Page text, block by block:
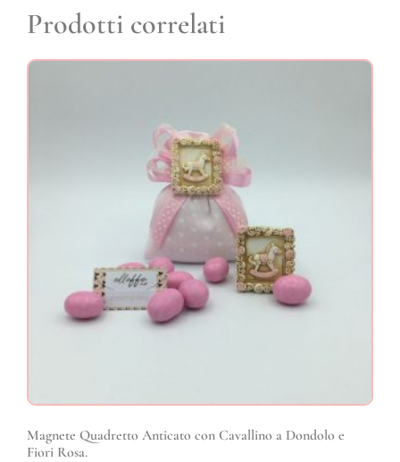
Prodotti correlati
Magnete Quadretto Anticato con Cavallino a Dondolo e
Fiori Rosa.